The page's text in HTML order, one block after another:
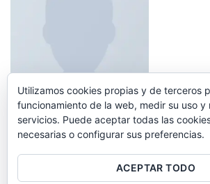
BAGS
Small Fortune Bag Converse
Utilizamos cookies propias y de terceros
funcionamiento de la web, medir su uso y
servicios. Puede aceptar todas las
necesarias o configurar sus preferencias.
ACEPTAR TODO